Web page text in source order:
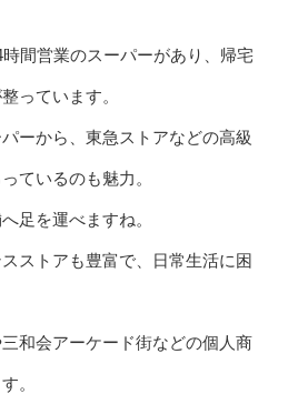
間営業のスーパーがあり、帰宅
っています。
ーから、東急ストアなどの高級
ているのも魅力。
足を運べますね。
ストアも豊富で、日常生活に困
和会アーケード街などの個人商
。